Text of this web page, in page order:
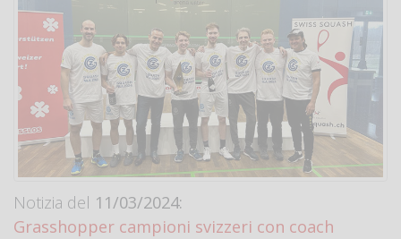
Notizia del 11/03/2024:
Grasshopper campioni svizzeri con coach